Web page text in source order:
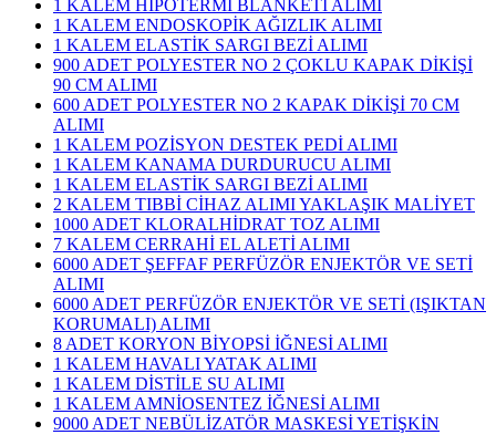
1 KALEM HİPOTERMİ BLANKETİ ALIMI
1 KALEM ENDOSKOPİK AĞIZLIK ALIMI
1 KALEM ELASTİK SARGI BEZİ ALIMI
900 ADET POLYESTER NO 2 ÇOKLU KAPAK DİKİŞİ
90 CM ALIMI
600 ADET POLYESTER NO 2 KAPAK DİKİŞİ 70 CM
ALIMI
1 KALEM POZİSYON DESTEK PEDİ ALIMI
1 KALEM KANAMA DURDURUCU ALIMI
1 KALEM ELASTİK SARGI BEZİ ALIMI
2 KALEM TIBBİ CİHAZ ALIMI YAKLAŞIK MALİYET
1000 ADET KLORALHİDRAT TOZ ALIMI
7 KALEM CERRAHİ EL ALETİ ALIMI
6000 ADET ŞEFFAF PERFÜZÖR ENJEKTÖR VE SETİ
ALIMI
6000 ADET PERFÜZÖR ENJEKTÖR VE SETİ (IŞIKTAN
KORUMALI) ALIMI
8 ADET KORYON BİYOPSİ İĞNESİ ALIMI
1 KALEM HAVALI YATAK ALIMI
1 KALEM DİSTİLE SU ALIMI
1 KALEM AMNİOSENTEZ İĞNESİ ALIMI
9000 ADET NEBÜLİZATÖR MASKESİ YETİŞKİN